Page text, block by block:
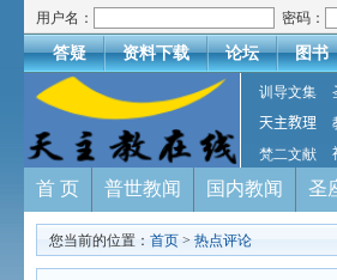
用户名： 密码：
答疑 资料下载 论坛 图书
训导文集
天主教理
梵二文献
首 页 普世教闻 国内教闻 圣
您当前的位置： 首页 > 热点评论